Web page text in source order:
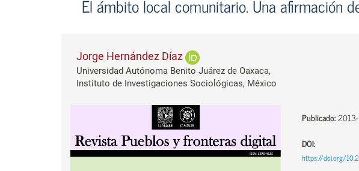
El ámbito local comunitario. Una afirmación
Jorge Hernández Díaz
Universidad Autónoma Benito Juárez de Oaxaca,
Instituto de Investigaciones Sociológicas, México
Barra lateral del artículo Publicado:
DOI:
https://doi.org/